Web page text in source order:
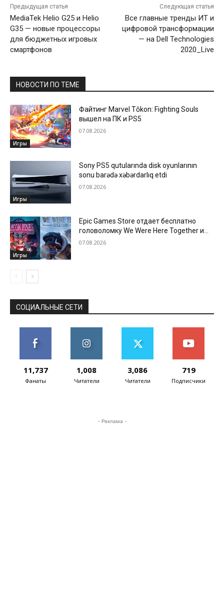
Предыдущая статья
MediaTek Helio G25 и Helio
G35 — новые процессоры
для бюджетных игровых
смартфонов
Следующая статья
Все главные тренды ИТ и
цифровой трансформации
— на Dell Technologies
2020_Live
НОВОСТИ ПО ТЕМЕ
Игры
Файтинг Marvel Tōkon: Fighting Souls
вышел на ПК и PS5
07.08.2026
Игры
Sony PS5 qutularında disk oyunlarının
sonu barədə xəbərdarlıq etdi
07.08.2026
Игры
Epic Games Store отдает бесплатно
головоломку We Were Here Together и
новеллу Beacon Pines
07.08.2026
СОЦИАЛЬНЫЕ СЕТИ
11,737
Фанаты
1,008
Читатели
3,086
Читатели
719
Подписчики
- Реклама -